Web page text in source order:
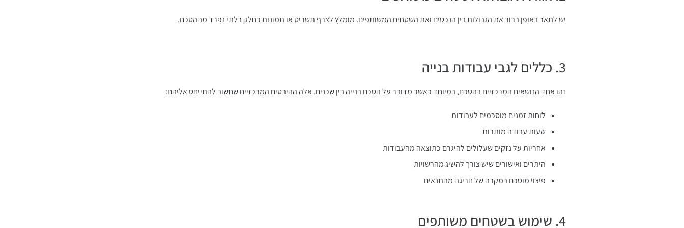
יש לתאר באופן ברור את הגבולות בין הנכסים ואת השטחים המשותפים. מומלץ לצרף תשריט או תמונות כחלק בלתי נפרד מההסכם.
3. כללים לגבי עבודות בנייה
זהו אחד הנושאים המרכזיים בהסכם, במיוחד כאשר מדובר על הסכם בנייה בין שכנים. אלה ההיבטים המרכזיים שחשוב להתייחס אליהם:
לוחות זמנים מוסכמים לעבודות
שעות עבודה מותרות
אחריות על נזקים שעלולים להיגרם כתוצאה מהעבודות
היתרים ואישורים שיש צורך להשיג מהרשויות
פיצוי מוסכם במקרה של חריגה מהתנאים
4. שימוש בשטחים משותפים